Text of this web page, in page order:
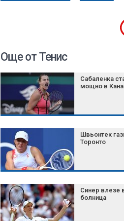
Още от Тенис
Сабаленка
мощно в
Швьонтек
Торонто
Синер влезе
болница